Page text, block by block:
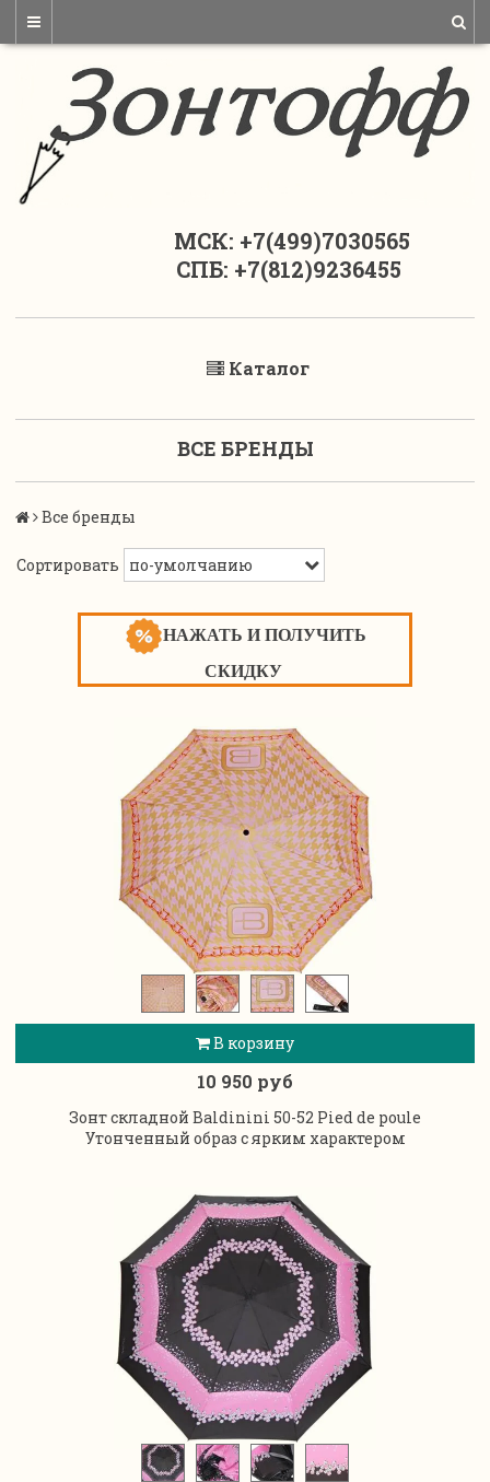
МСК: +7(499)7030565
СПБ: +7(812)9236455
Каталог
ВСЕ БРЕНДЫ
Все бренды
Сортировать
НАЖАТЬ И ПОЛУЧИТЬ
СКИДКУ
В корзину
10 950 руб
Зонт складной Baldinini 50-52 Pied de poule
Утонченный образ с ярким характером